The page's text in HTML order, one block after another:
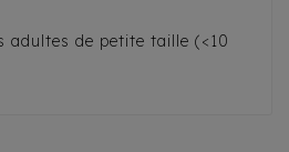
adultes de petite taille (<10